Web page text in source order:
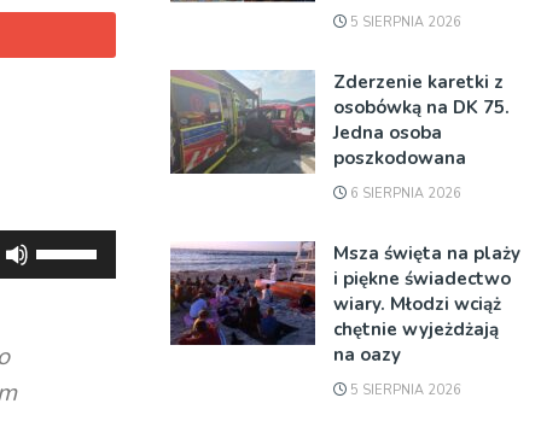
strzałek
5 SIERPNIA 2026
Zderzenie karetki z
osobówką na DK 75.
Jedna osoba
poszkodowana
6 SIERPNIA 2026
Msza święta na plaży
i piękne świadectwo
wiary. Młodzi wciąż
chętnie wyjeżdżają
na oazy
5 SIERPNIA 2026